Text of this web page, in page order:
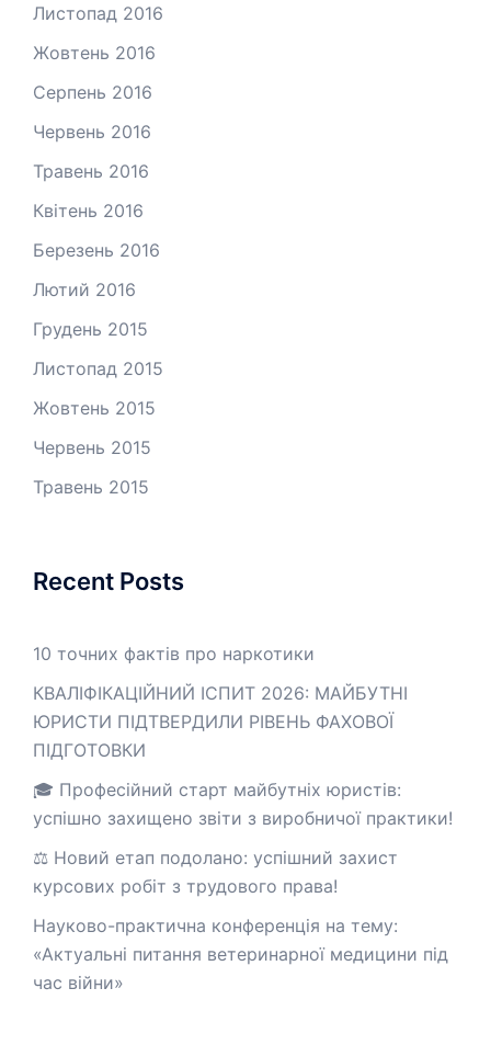
Листопад 2016
Жовтень 2016
Серпень 2016
Червень 2016
Травень 2016
Квітень 2016
Березень 2016
Лютий 2016
Грудень 2015
Листопад 2015
Жовтень 2015
Червень 2015
Травень 2015
Recent Posts
10 точних фактів про наркотики
КВАЛІФІКАЦІЙНИЙ ІСПИТ 2026: МАЙБУТНІ
ЮРИСТИ ПІДТВЕРДИЛИ РІВЕНЬ ФАХОВОЇ
ПІДГОТОВКИ
🎓 Професійний старт майбутніх юристів:
успішно захищено звіти з виробничої практики!
⚖️ Новий етап подолано: успішний захист
курсових робіт з трудового права!
Науково-практична конференція на тему:
«Актуальні питання ветеринарної медицини під
час війни»